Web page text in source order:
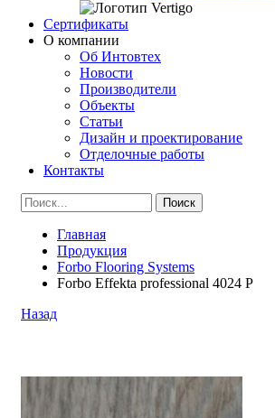
Сертификаты
О компании
Об Интовтех
Новости
Производители
Объекты
Статьи
Дизайн и проектирование
Отделочные работы
Контакты
Главная
Продукция
Forbo Flooring Systems
Forbo Effekta professional 4024 P
Назад